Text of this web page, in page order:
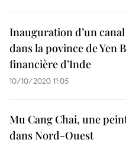
Inauguration d’un
dans la povince de Yen
financière d’Inde
10/10/2020 11:05
Mu Cang Chai, une
dans Nord-Ouest